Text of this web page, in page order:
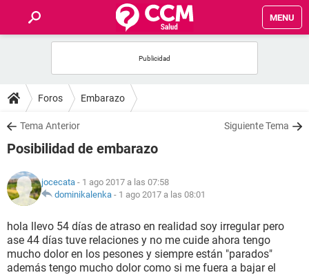
MENU
FOROS
SALUD
NUTRICIÓN
BIENESTAR
SEXUALIDAD
Foros Embarazo
Tema Anterior Siguiente Tema
Posibilidad de embarazo
jocecata - 1 ago 2017 a las 07:58
dominikalenka - 1 ago 2017 a las 08:01
hola llevo 54 días de atraso en realidad soy irregular pero
ase 44 días tuve relaciones y no me cuide ahora tengo
mucho dolor en los pesones y siempre están "parados"
además tengo mucho dolor como si me fuera a bajar el